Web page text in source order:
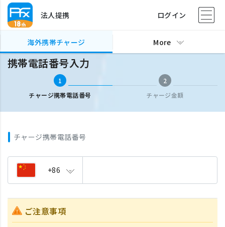
法人提携 ログイン
海外携帯チャージ More
海外携帯チャージ 携帯電話番号入力
携帯電話番号入力
1
チャージ携帯電話番号
2
チャージ金額
チャージ携帯電話番号
+86
ご注意事項